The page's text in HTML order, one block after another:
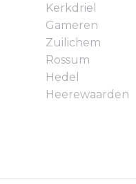
samen met de
voorzien van
De
met een
Kerkdriel
Gameren
Zuilichem
Rossum
Hedel
Heerewaarden